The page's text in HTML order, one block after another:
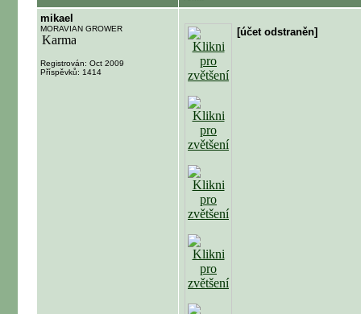
mikael
MORAVIAN GROWER
Registrován: Oct 2009
Příspěvků: 1414
[účet odstraněn]